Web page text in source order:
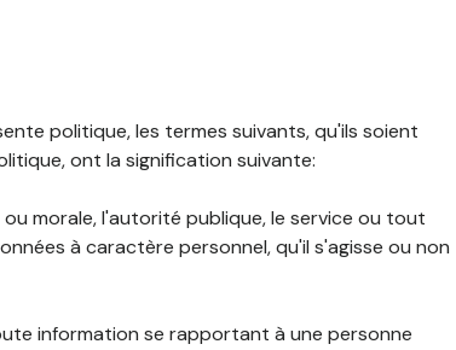
politique, les termes suivants, qu'ils soient
ont la signification suivante:
morale, l'autorité publique, le service ou tout
à caractère personnel, qu'il s'agisse ou non
information se rapportant à une personne